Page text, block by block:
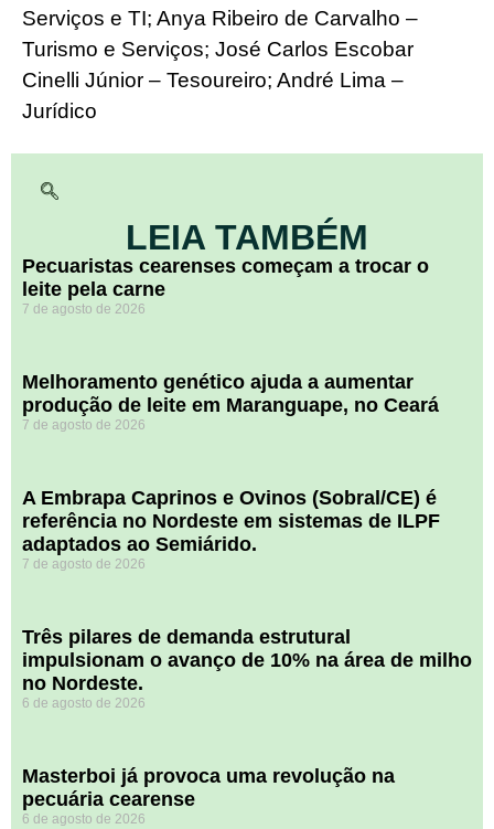
Serviços e TI; Anya Ribeiro de Carvalho –
Turismo e Serviços; José Carlos Escobar
Cinelli Júnior – Tesoureiro; André Lima –
Jurídico
LEIA TAMBÉM
Pecuaristas cearenses começam a trocar o
leite pela carne
7 de agosto de 2026
Melhoramento genético ajuda a aumentar
produção de leite em Maranguape, no Ceará
7 de agosto de 2026
A Embrapa Caprinos e Ovinos (Sobral/CE) é
referência no Nordeste em sistemas de ILPF
adaptados ao Semiárido.
7 de agosto de 2026
​Três pilares de demanda estrutural
impulsionam o avanço de 10% na área de milho
no Nordeste.
6 de agosto de 2026
Masterboi já provoca uma revolução na
pecuária cearense
6 de agosto de 2026